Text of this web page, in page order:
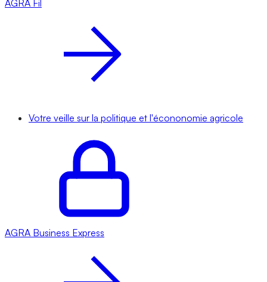
AGRA Fil
Votre veille sur la politique et l'écononomie agricole
AGRA Business Express